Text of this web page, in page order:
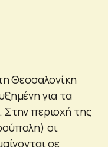
Θεσσαλονίκη
για τα
περιοχή της
οι
σε